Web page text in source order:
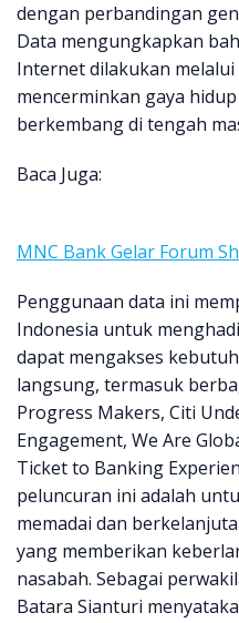
dengan perbandingan
Data mengungkapkan
Internet dilakukan
mencerminkan gaya
berkembang di tengah
Baca Juga:
MNC Bank Gelar Forum
Penggunaan data ini
Indonesia untuk
dapat mengakses
langsung, termasuk
Progress Makers, Citi
Engagement, We Are
Ticket to Banking
peluncuran ini adalah
memadai dan
yang memberikan
nasabah. Sebagai
Batara Sianturi